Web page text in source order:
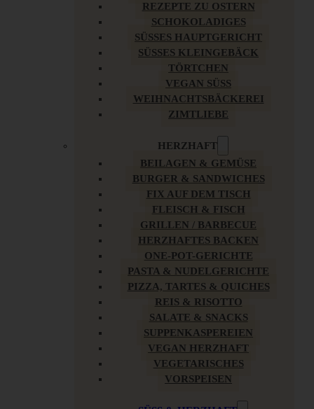
REZEPTE ZU OSTERN
SCHOKOLADIGES
SÜSSES HAUPTGERICHT
SÜSSES KLEINGEBÄCK
TÖRTCHEN
VEGAN SÜSS
WEIHNACHTSBÄCKEREI
ZIMTLIEBE
HERZHAFT
BEILAGEN & GEMÜSE
BURGER & SANDWICHES
FIX AUF DEM TISCH
FLEISCH & FISCH
GRILLEN / BARBECUE
HERZHAFTES BACKEN
ONE-POT-GERICHTE
PASTA & NUDELGERICHTE
PIZZA, TARTES & QUICHES
REIS & RISOTTO
SALATE & SNACKS
SUPPENKASPEREIEN
VEGAN HERZHAFT
VEGETARISCHES
VORSPEISEN